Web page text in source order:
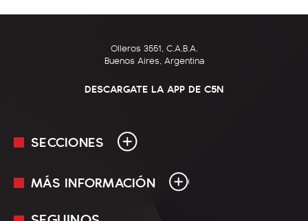
Olleros 3551, C.A.B.A.
Buenos Aires, Argentina
DESCARGATE LA APP DE C5N
SECCIONES
En Vivo
MÁS INFORMACIÓN